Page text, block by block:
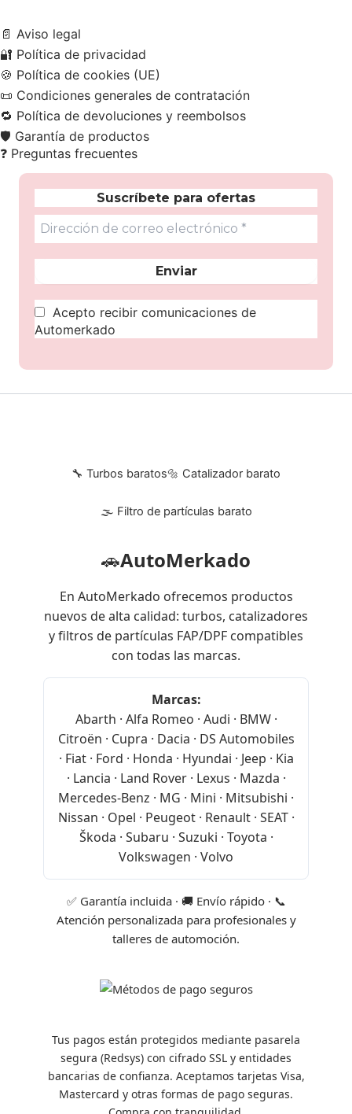
📄 Aviso legal
🔐 Política de privacidad
🍪 Política de cookies (UE)
📜 Condiciones generales de contratación
🔁 Política de devoluciones y reembolsos
🛡️ Garantía de productos
❓ Preguntas frecuentes
Suscríbete para ofertas
Acepto recibir comunicaciones de
Automerkado
🔧 Turbos baratos🔩 Catalizador barato
🌫 Filtro de partículas barato
🚗AutoMerkado
En AutoMerkado ofrecemos productos
nuevos de alta calidad: turbos, catalizadores
y filtros de partículas FAP/DPF compatibles
con todas las marcas.
Marcas:
Abarth · Alfa Romeo · Audi · BMW ·
Citroën · Cupra · Dacia · DS Automobiles
· Fiat · Ford · Honda · Hyundai · Jeep · Kia
· Lancia · Land Rover · Lexus · Mazda ·
Mercedes-Benz · MG · Mini · Mitsubishi ·
Nissan · Opel · Peugeot · Renault · SEAT ·
Škoda · Subaru · Suzuki · Toyota ·
Volkswagen · Volvo
✅ Garantía incluida · 🚚 Envío rápido · 📞
Atención personalizada para profesionales y
talleres de automoción.
Tus pagos están protegidos mediante pasarela
segura (Redsys) con cifrado SSL y entidades
bancarias de confianza. Aceptamos tarjetas Visa,
Mastercard y otras formas de pago seguras.